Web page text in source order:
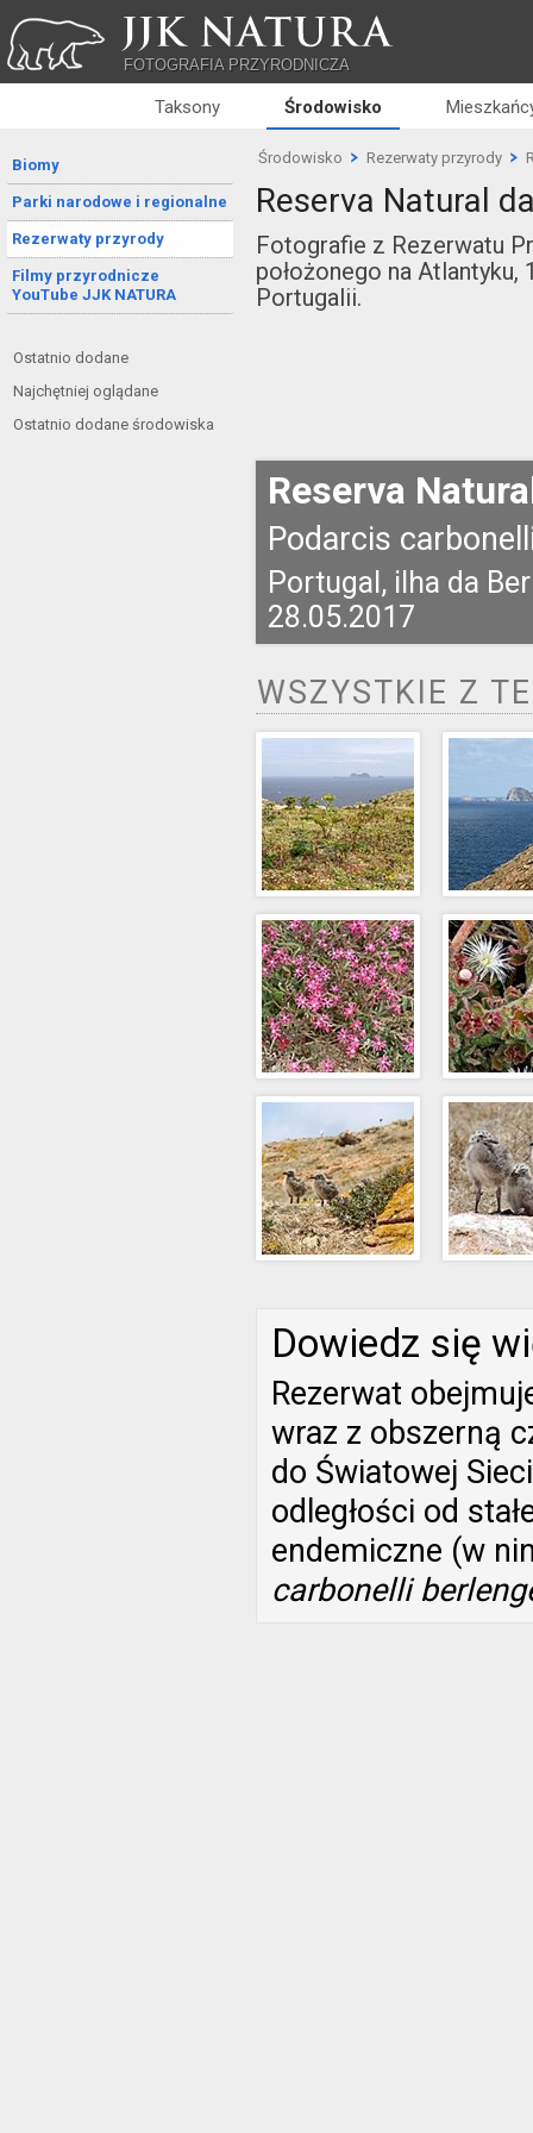
JJK NATURA
FOTOGRAFIA PRZYRODNICZA
Taksony Środowisko
Biomy
Parki narodowe i regionalne
Rezerwaty przyrody
Filmy przyrodnicze
YouTube JJK NATURA
Ostatnio dodane
Najchętniej oglądane
Ostatnio dodane środowiska
Środowisko Rezerwaty przyrody
Reserva Natural
Fotografie z Rezerwatu
położonego na
Portugalii.
Reserva
Podarcis
Portugal, ilha da
28.05.2017
WSZYSTKIE Z
Dowiedz się
Rezerwat
wraz z obszerną
do Światowej
odległości od
endemiczne (w
carbonelli